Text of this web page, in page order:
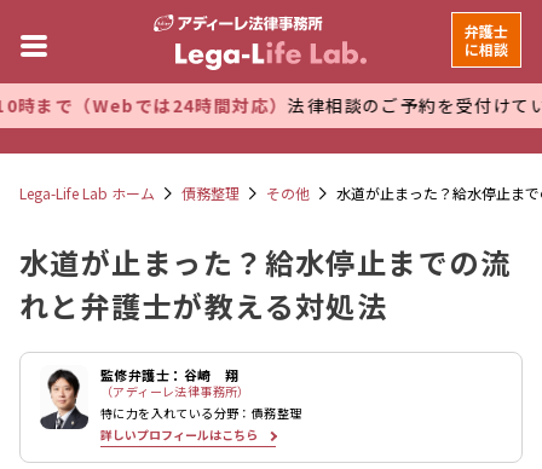
では24時間対応）法律相談のご予約を受付けています。 万全
弁護士
に相談
Lega-Life Lab ホーム 債務整理 その他 水道が止まった？給水停止ま
水道が止まった？給水停止までの流
れと弁護士が教える対処法
監修弁護士：谷崎 翔
（アディーレ法律事務所）
特に力を入れている分野：債務整理
詳しいプロフィールはこちら